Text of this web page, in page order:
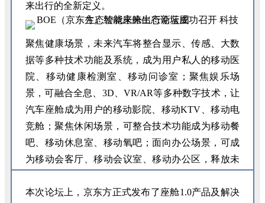
来出行的全新定义。
聚焦健康场景，未来汽车将整合显示、传感、大数
据等多种技术功能及系统，成为用户私人的移动医
院、移动健康检测室、移动问诊室；聚焦娱乐场
景，可融合全息、3D、VR/AR等多种数字技术，让
汽车座舱成为用户的移动影院、移动KTV、移动电
竞舱；聚焦休闲场景，可整合技术功能成为移动餐
吧、移动休息室、移动氧吧；面向办公场景，可成
为移动会客厅、移动会议室、移动办公区，释放未
本次论坛上，京东方正式发布了座舱1.0产品及解决